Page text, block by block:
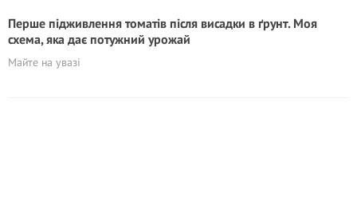
Перше підживлення томатів після висадки в ґрунт. Моя
схема, яка дає потужний урожай
Майте на увазі